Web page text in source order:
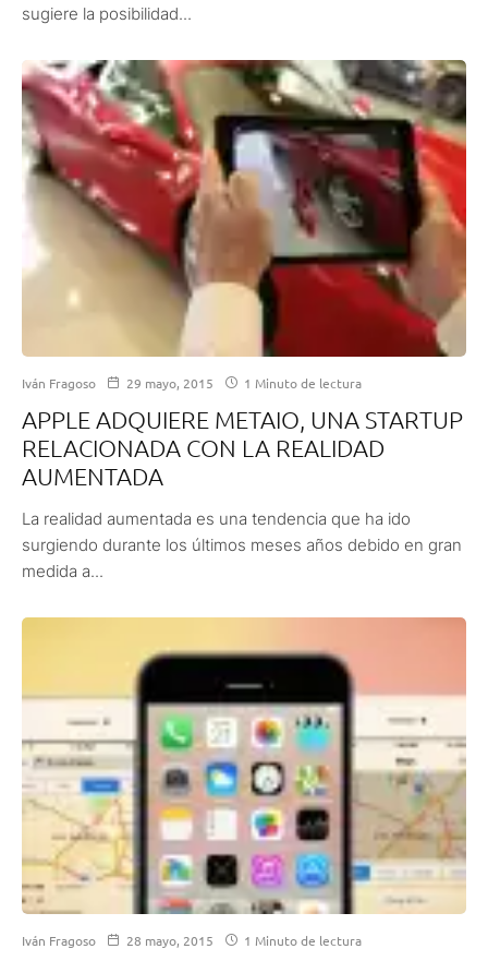
sugiere la posibilidad...
Iván Fragoso 29 mayo, 2015 1 Minuto de lectura
APPLE ADQUIERE METAIO, UNA STARTUP
RELACIONADA CON LA REALIDAD
AUMENTADA
La realidad aumentada es una tendencia que ha ido
surgiendo durante los últimos meses años debido en gran
medida a...
Iván Fragoso 28 mayo, 2015 1 Minuto de lectura